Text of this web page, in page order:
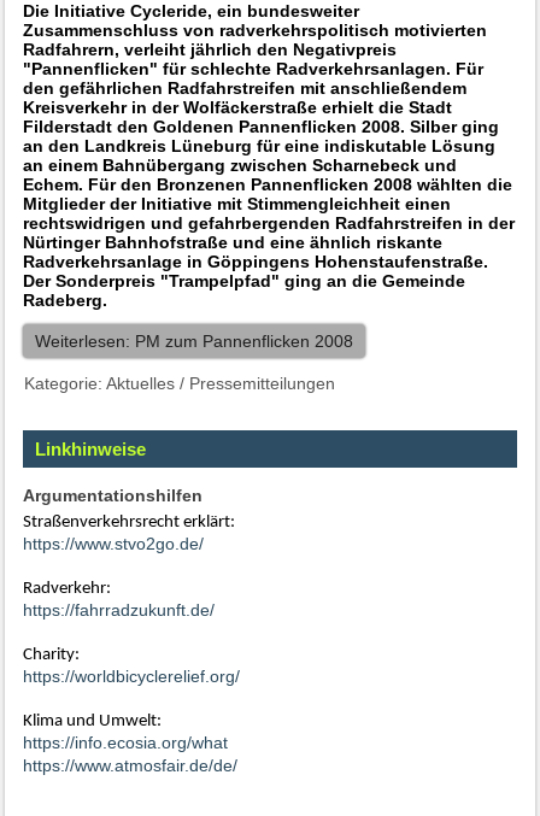
Die Initiative Cycleride, ein bundesweiter
Zusammenschluss von radverkehrspolitisch motivierten
Radfahrern, verleiht jährlich den Negativpreis
"Pannenflicken" für schlechte Radverkehrsanlagen. Für
den gefährlichen Radfahrstreifen mit anschließendem
Kreisverkehr in der Wolfäckerstraße erhielt die Stadt
Filderstadt den Goldenen Pannenflicken 2008. Silber ging
an den Landkreis Lüneburg für eine indiskutable Lösung
an einem Bahnübergang zwischen Scharnebeck und
Echem. Für den Bronzenen Pannenflicken 2008 wählten die
Mitglieder der Initiative mit Stimmengleichheit einen
rechtswidrigen und gefahrbergenden Radfahrstreifen in der
Nürtinger Bahnhofstraße und eine ähnlich riskante
Radverkehrsanlage in Göppingens Hohenstaufenstraße.
Der Sonderpreis "Trampelpfad" ging an die Gemeinde
Radeberg.
Weiterlesen: PM zum Pannenflicken 2008
Kategorie:Aktuelles / Pressemitteilungen
Linkhinweise
Argumentationshilfen
Straßenverkehrsrecht erklärt:
https://www.stvo2go.de/
Radverkehr:
https://fahrradzukunft.de/
Charity:
https://worldbicyclerelief.org/
Klima und Umwelt:
https://info.ecosia.org/what
https://www.atmosfair.de/de/